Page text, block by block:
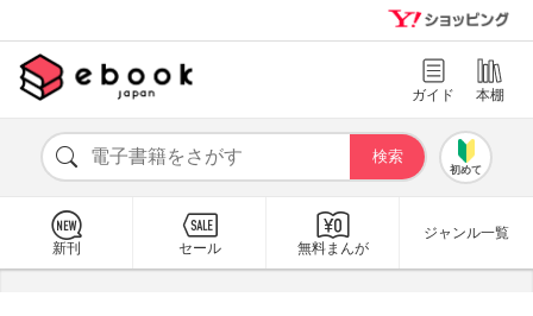
ガイド 本棚
初めて
新刊 セール 無料まんが
ジャンル一覧